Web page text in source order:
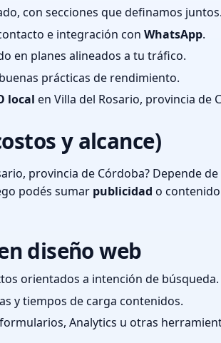
con secciones que definamos juntos.
e integración con WhatsApp.
en planes alineados a tu tráfico.
prácticas de rendimiento.
local en Villa del Rosario, provincia de
y alcance)
provincia de Córdoba? Depende
podés sumar publicidad o
diseño web
orientados a intención de búsqueda.
y tiempos de carga contenidos.
Analytics u otras